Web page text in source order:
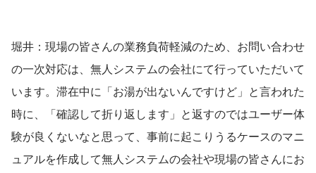
堀井：現場の皆さんの業務負荷軽減のため、お問い合わせ
の一次対応は、無人システムの会社にて行っていただいて
います。滞在中に「お湯が出ないんですけど」と言われた
時に、「確認して折り返します」と返すのではユーザー体
験が良くないなと思って、事前に起こりうるケースのマニ
ュアルを作成して無人システムの会社や現場の皆さんにお